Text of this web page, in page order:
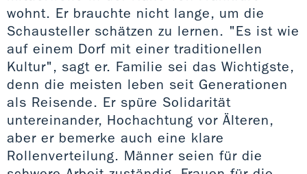
wohnt. Er brauchte nicht lange, um die
Schausteller schätzen zu lernen. "Es ist wie
auf einem Dorf mit einer traditionellen
Kultur", sagt er. Familie sei das Wichtigste,
denn die meisten leben seit Generationen
als Reisende. Er spüre Solidarität
untereinander, Hochachtung vor Älteren,
aber er bemerke auch eine klare
Rollenverteilung. Männer seien für die